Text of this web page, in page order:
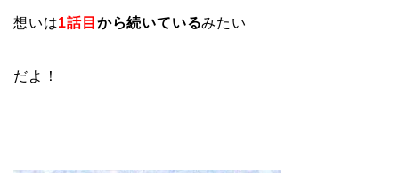
想いは1話目 から続いているみたい
だよ！